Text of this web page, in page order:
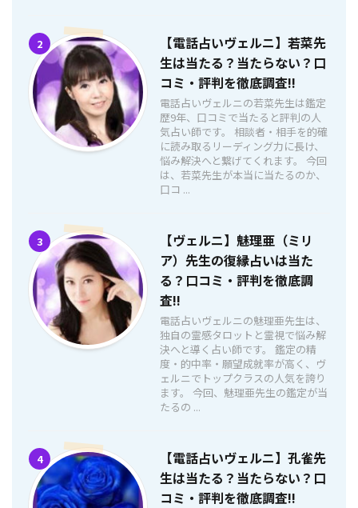
2
【電話占いヴェルニ】若菜先
生は当たる？当たらない？口
コミ・評判を徹底調査!!
電話占いヴェルニの若菜先生は鑑定
歴9年、口コミで当たると評判の人
気占い師です。 相談者・相手を的確
に読み取るリーディング力に長け、
悩み解決へと繋げてくれます。 今回
は、若菜先生が本当に当たるのか、
口コ ...
3
【ヴェルニ】魅理亜（ミリ
ア）先生の復縁占いは当た
る？口コミ・評判を徹底調
査!!
電話占いヴェルニの魅理亜先生は、
独自の霊感タロットと霊視で悩み解
決へと導く占い師です。 鑑定の精
度・的中率・願望成就率が高く、ヴ
ェルニでトップクラスの人気を誇り
ます。 今回、魅理亜先生の鑑定が当
たるの ...
4
【電話占いヴェルニ】孔雀先
生は当たる？当たらない？口
コミ・評判を徹底調査!!